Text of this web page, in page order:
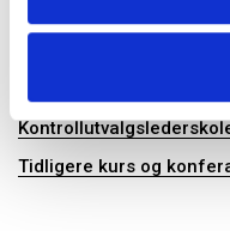
Konferanser og
Tidligere kurs og